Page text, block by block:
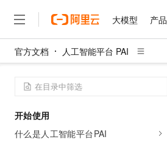
大模型 产品
官方文档 人工智能平台 PAI
开始使用
什么是人工智能平台PAI
大模型
产品
精选产品
解决方案
精选解决方案
权益
定价
云市场
伙伴
服务
了解阿里云